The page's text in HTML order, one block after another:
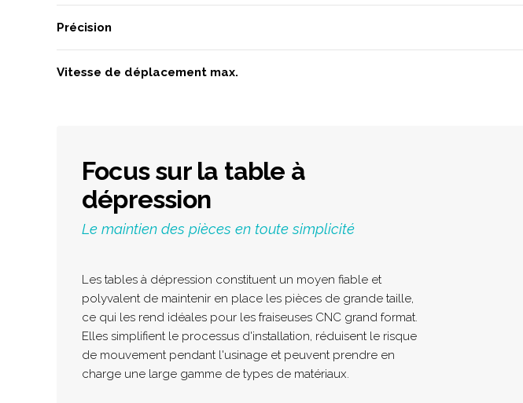
Précision
Vitesse de déplacement max.
Focus sur la table à
dépression
Le maintien des pièces en toute simplicité
Les tables à dépression constituent un moyen fiable et
polyvalent de maintenir en place les pièces de grande taille,
ce qui les rend idéales pour les fraiseuses CNC grand format.
Elles simplifient le processus d'installation, réduisent le risque
de mouvement pendant l'usinage et peuvent prendre en
charge une large gamme de types de matériaux.